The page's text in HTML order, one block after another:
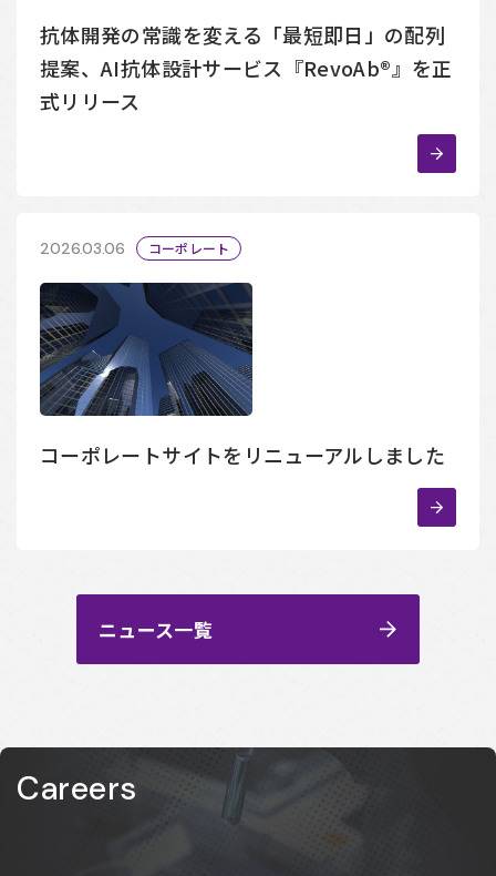
抗体開発の常識を変える「最短即日」の配列
提案、AI抗体設計サービス『RevoAb®』を正
式リリース
2026.03.06 コーポレート
コーポレートサイトをリニューアルしました
ニュース一覧
Careers